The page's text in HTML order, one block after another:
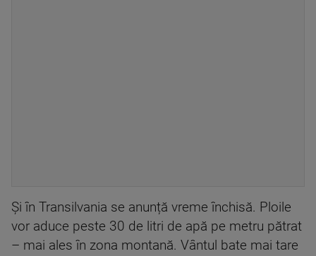
Și în Transilvania se anunță vreme închisă. Ploile
vor aduce peste 30 de litri de apă pe metru pătrat
– mai ales în zona montană. Vântul bate mai tare